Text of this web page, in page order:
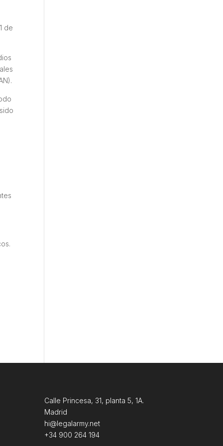
de
Calle Princesa, 31, planta 5, 1A.
Madrid
hi@legalarmy.net
+34 900 264 194